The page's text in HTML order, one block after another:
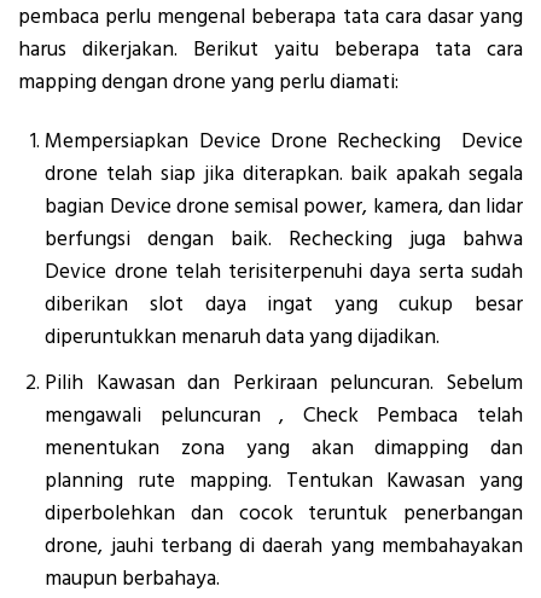
pembaca perlu mengenal beberapa tata cara dasar yang
harus dikerjakan. Berikut yaitu beberapa tata cara
mapping dengan drone yang perlu diamati:
Mempersiapkan Device Drone Rechecking Device
drone telah siap jika diterapkan. baik apakah segala
bagian Device drone semisal power, kamera, dan lidar
berfungsi dengan baik. Rechecking juga bahwa
Device drone telah terisiterpenuhi daya serta sudah
diberikan slot daya ingat yang cukup besar
diperuntukkan menaruh data yang dijadikan.
Pilih Kawasan dan Perkiraan peluncuran. Sebelum
mengawali peluncuran , Check Pembaca telah
menentukan zona yang akan dimapping dan
planning rute mapping. Tentukan Kawasan yang
diperbolehkan dan cocok teruntuk penerbangan
drone, jauhi terbang di daerah yang membahayakan
maupun berbahaya.